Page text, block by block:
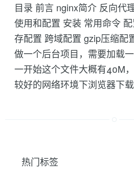
目录 前言 nginx简介 反向代
使用和配置 安装 常用命令
存配置 跨域配置 gzip压缩配
做一个后台项目，需要加载
一开始这个文件大概有40M
较好的网络环境下浏览器下
热门标签